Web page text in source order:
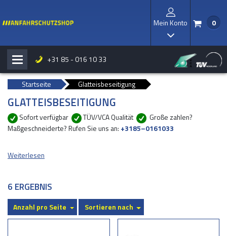
Mein Konto
I
/ 0
H b +31 85 - 016 10 33
Startseite Glatteisbeseitigung
GLATTEISBESEITIGUNG
Sofort verfügbar TÜV/VCA Qualität
Große zahlen?
Maßgeschneiderte? Rufen Sie uns an: +3185–0161033
Weiterlesen
6 ERGEBNIS
Anzahl pro Seite Sortieren nach